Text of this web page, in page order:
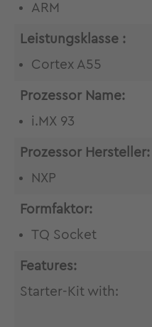
ARM
Leistungsklasse :
Cortex A55
Prozessor Name:
i.MX 93
Prozessor Hersteller:
NXP
Formfaktor:
TQ Socket
Features:
Starter-Kit with: